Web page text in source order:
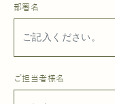
部署名
ご担当者様名